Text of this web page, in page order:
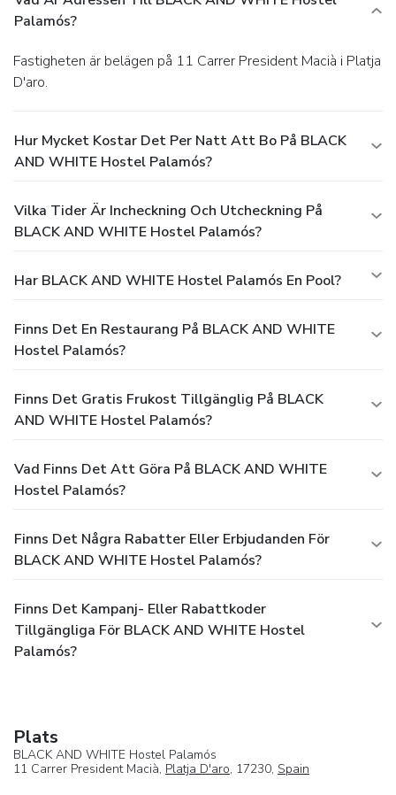
Palamós?
Fastigheten är belägen på 11 Carrer President Macià i Platja
D'aro.
Hur Mycket Kostar Det Per Natt Att Bo På BLACK
AND WHITE Hostel Palamós?
Vilka Tider Är Incheckning Och Utcheckning På
BLACK AND WHITE Hostel Palamós?
Har BLACK AND WHITE Hostel Palamós En Pool?
Finns Det En Restaurang På BLACK AND WHITE
Hostel Palamós?
Finns Det Gratis Frukost Tillgänglig På BLACK
AND WHITE Hostel Palamós?
Vad Finns Det Att Göra På BLACK AND WHITE
Hostel Palamós?
Finns Det Några Rabatter Eller Erbjudanden För
BLACK AND WHITE Hostel Palamós?
Finns Det Kampanj- Eller Rabattkoder
Tillgängliga För BLACK AND WHITE Hostel
Palamós?
Plats
BLACK AND WHITE Hostel Palamós
11 Carrer President Macià, Platja D'aro, 17230, Spain